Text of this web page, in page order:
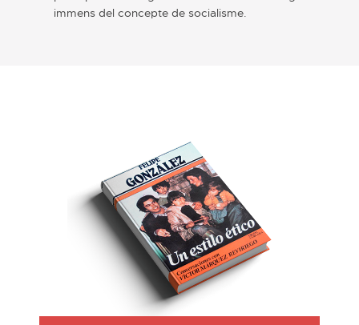
immens del concepte de socialisme.